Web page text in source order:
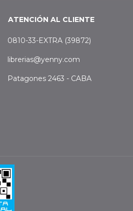
ATENCIÓN AL CLIENTE
0810-33-EXTRA (39872)
librerias@yenny.com
Patagones 2463 - CABA